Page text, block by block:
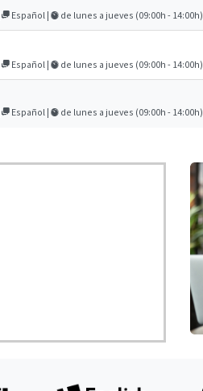
Español | de lunes a jueves (09:00h - 14:00h)
Español | de lunes a jueves (09:00h - 14:00h)
Español | de lunes a jueves (09:00h - 14:00h)